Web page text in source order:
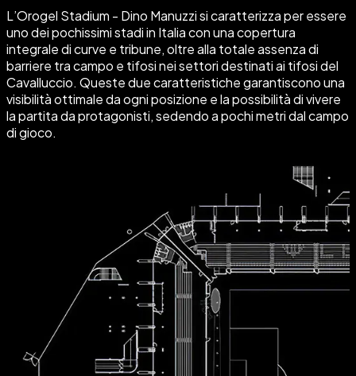
L’Orogel Stadium - Dino Manuzzi si caratterizza per essere
uno dei pochissimi stadi in Italia con una copertura
integrale di curve e tribune, oltre alla totale assenza di
barriere tra campo e tifosi nei settori destinati ai tifosi del
Cavalluccio. Queste due caratteristiche garantiscono una
visibilità ottimale da ogni posizione e la possibilità di vivere
la partita da protagonisti, sedendo a pochi metri dal campo
di gioco.